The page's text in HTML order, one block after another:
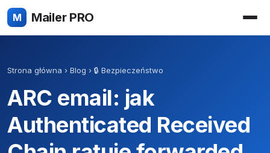
M Mailer PRO
Strona główna › Blog › 🔒 Bezpieczeństwo
ARC email: jak
Authenticated Received